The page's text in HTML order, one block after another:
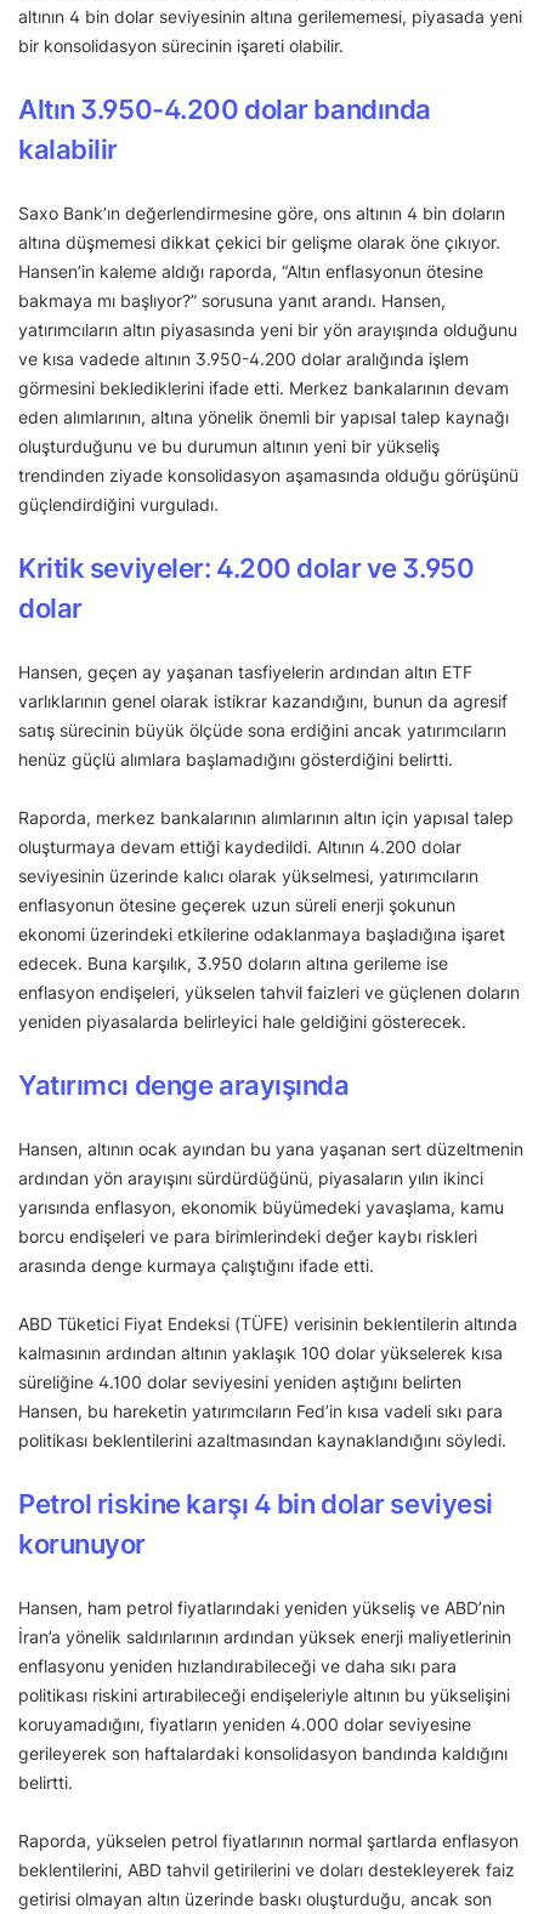
altının 4 bin dolar seviyesinin altına gerilememesi, piyasada yeni
bir konsolidasyon sürecinin işareti olabilir.
Altın 3.950-4.200 dolar bandında
kalabilir
Saxo Bank’ın değerlendirmesine göre, ons altının 4 bin doların
altına düşmemesi dikkat çekici bir gelişme olarak öne çıkıyor.
Hansen’in kaleme aldığı raporda, “Altın enflasyonun ötesine
bakmaya mı başlıyor?” sorusuna yanıt arandı. Hansen,
yatırımcıların altın piyasasında yeni bir yön arayışında olduğunu
ve kısa vadede altının 3.950-4.200 dolar aralığında işlem
görmesini beklediklerini ifade etti. Merkez bankalarının devam
eden alımlarının, altına yönelik önemli bir yapısal talep kaynağı
oluşturduğunu ve bu durumun altının yeni bir yükseliş
trendinden ziyade konsolidasyon aşamasında olduğu görüşünü
güçlendirdiğini vurguladı.
Kritik seviyeler: 4.200 dolar ve 3.950
dolar
Hansen, geçen ay yaşanan tasfiyelerin ardından altın ETF
varlıklarının genel olarak istikrar kazandığını, bunun da agresif
satış sürecinin büyük ölçüde sona erdiğini ancak yatırımcıların
henüz güçlü alımlara başlamadığını gösterdiğini belirtti.
Raporda, merkez bankalarının alımlarının altın için yapısal talep
oluşturmaya devam ettiği kaydedildi. Altının 4.200 dolar
seviyesinin üzerinde kalıcı olarak yükselmesi, yatırımcıların
enflasyonun ötesine geçerek uzun süreli enerji şokunun
ekonomi üzerindeki etkilerine odaklanmaya başladığına işaret
edecek. Buna karşılık, 3.950 doların altına gerileme ise
enflasyon endişeleri, yükselen tahvil faizleri ve güçlenen doların
yeniden piyasalarda belirleyici hale geldiğini gösterecek.
Yatırımcı denge arayışında
Hansen, altının ocak ayından bu yana yaşanan sert düzeltmenin
ardından yön arayışını sürdürdüğünü, piyasaların yılın ikinci
yarısında enflasyon, ekonomik büyümedeki yavaşlama, kamu
borcu endişeleri ve para birimlerindeki değer kaybı riskleri
arasında denge kurmaya çalıştığını ifade etti.
ABD Tüketici Fiyat Endeksi (TÜFE) verisinin beklentilerin altında
kalmasının ardından altının yaklaşık 100 dolar yükselerek kısa
süreliğine 4.100 dolar seviyesini yeniden aştığını belirten
Hansen, bu hareketin yatırımcıların Fed’in kısa vadeli sıkı para
politikası beklentilerini azaltmasından kaynaklandığını söyledi.
Petrol riskine karşı 4 bin dolar seviyesi
korunuyor
Hansen, ham petrol fiyatlarındaki yeniden yükseliş ve ABD’nin
İran’a yönelik saldırılarının ardından yüksek enerji maliyetlerinin
enflasyonu yeniden hızlandırabileceği ve daha sıkı para
politikası riskini artırabileceği endişeleriyle altının bu yükselişini
koruyamadığını, fiyatların yeniden 4.000 dolar seviyesine
gerileyerek son haftalardaki konsolidasyon bandında kaldığını
belirtti.
Raporda, yükselen petrol fiyatlarının normal şartlarda enflasyon
beklentilerini, ABD tahvil getirilerini ve doları destekleyerek faiz
getirisi olmayan altın üzerinde baskı oluşturduğu, ancak son